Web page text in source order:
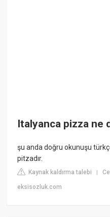
Italyanca pizza ne
şu anda doğru okunuşu
pitzadır.
Kaynak kaldırma talebi |
eksisozluk.com